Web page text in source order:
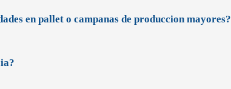
en pallet o campanas de produccion mayores?